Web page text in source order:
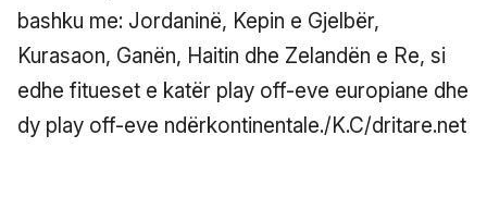
bashku me: Jordaninë, Kepin e Gjelbër,
Kurasaon, Ganën, Haitin dhe Zelandën e Re, si
edhe fitueset e katër play off-eve europiane dhe
dy play off-eve ndërkontinentale./K.C/dritare.net